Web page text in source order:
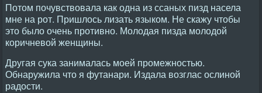
Потом почувствовала как одна из ссаных пизд насела
мне на рот. Пришлось лизать языком. Не скажу чтобы
это было очень противно. Молодая пизда молодой
коричневой женщины.
Другая сука занималась моей промежностью.
Обнаружила что я футанари. Издала возглас ослиной
радости.